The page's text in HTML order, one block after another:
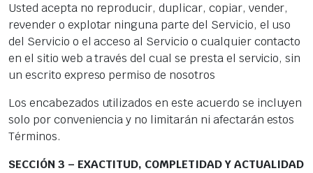
Usted acepta no reproducir, duplicar, copiar, vender,
revender o explotar ninguna parte del Servicio, el uso
del Servicio o el acceso al Servicio o cualquier contacto
en el sitio web a través del cual se presta el servicio, sin
un escrito expreso permiso de nosotros
Los encabezados utilizados en este acuerdo se incluyen
solo por conveniencia y no limitarán ni afectarán estos
Términos.
SECCIÓN 3 – EXACTITUD, COMPLETIDAD Y ACTUALIDAD